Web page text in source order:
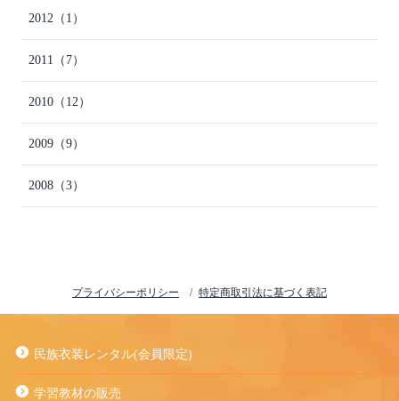
2012 （1）
2011 （7）
2010 （12）
2009 （9）
2008 （3）
プライバシーポリシー 特定商取引法に基づく表記
民族衣装レンタル(会員限定)
学習教材の販売